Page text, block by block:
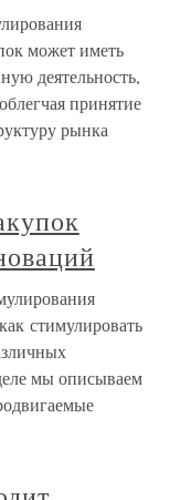
может иметь
деятельность,
принятие
рынка
стимулировать
мы описываем